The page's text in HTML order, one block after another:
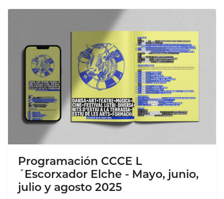
Programación CCCE L
´Escorxador Elche - Mayo, junio,
julio y agosto 2025